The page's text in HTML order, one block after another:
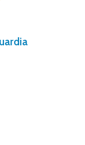
gracias a
para ti